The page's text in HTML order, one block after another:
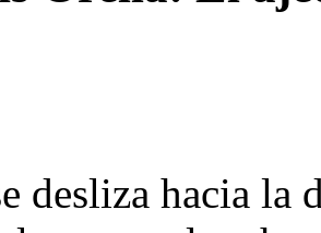
desliza hacia